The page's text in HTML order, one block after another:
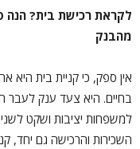
לקראת רכישת בית?
מהבנק
אין ספק, כי קניית בית היא
בחיים. היא צעד ענק לעבר
למשפחות יציבות ושקט
השכירות והרכישה גם יחד,